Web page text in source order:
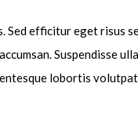
Sed efficitur eget risus
Suspendisse
lobortis